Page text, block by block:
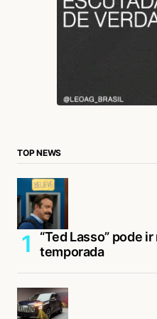
TOP NEWS
“Ted Lasso” pode
temporada